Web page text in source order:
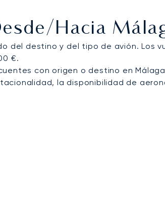
hacia
del destino y del tipo de avión. Los
€.
con origen o destino en
la disponibilidad de